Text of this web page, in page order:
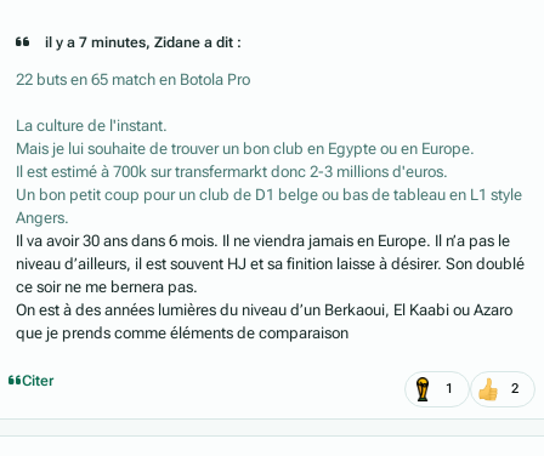
il y a 7 minutes, Zidane a dit :
22 buts en 65 match en Botola Pro
La culture de l'instant.
Mais je lui souhaite de trouver un bon club en Egypte ou en Europe.
Il est estimé à 700k sur transfermarkt donc 2-3 millions d'euros.
Un bon petit coup pour un club de D1 belge ou bas de tableau en L1 style
Angers.
Il va avoir 30 ans dans 6 mois. Il ne viendra jamais en Europe. Il n’a pas le
niveau d’ailleurs, il est souvent HJ et sa finition laisse à désirer. Son doublé
ce soir ne me bernera pas.
On est à des années lumières du niveau d’un Berkaoui, El Kaabi ou Azaro
que je prends comme éléments de comparaison
Citer 1 2